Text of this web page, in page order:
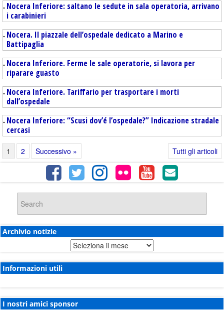
Nocera Inferiore: saltano le sedute in sala operatoria, arrivano
i carabinieri
Nocera. Il piazzale dell’ospedale dedicato a Marino e
Battipaglia
Nocera Inferiore. Ferme le sale operatorie, si lavora per
riparare guasto
Nocera Inferiore. Tariffario per trasportare i morti
dall’ospedale
Nocera Inferiore: “Scusi dov’é l’ospedale?” Indicazione stradale
cercasi
1 2 Successivo » Tutti gli articoli
Archivio notizie
Archivio
Informazioni utili
I nostri amici sponsor